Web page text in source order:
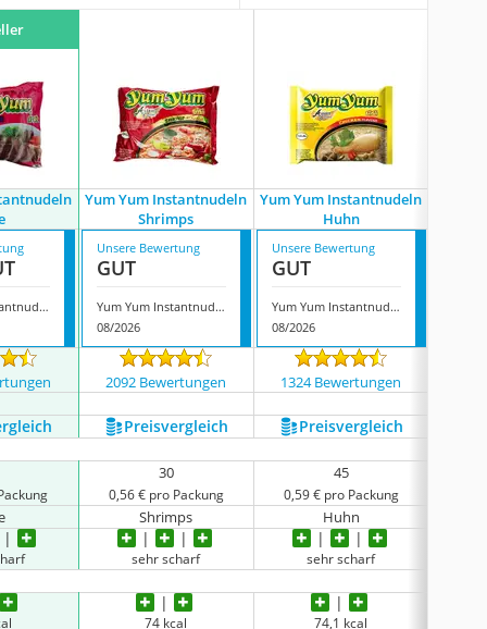
Yum Yum Instantnudeln
Shrimps
Yum Yum Instantnudeln
Huhn
Yum Yum Instantnudeln Ente
Unsere Bewertung
GUT
Yum Yum Instantnudeln Shrimps
08/2026
Unsere Bewertung
GUT
Yum Yum Instantnudeln Huhn
08/2026
2092 Bewertungen 1324 Bewertungen
Preis­vergleich Preis­vergleich
30
0,56 € pro Packung
45
0,59 € pro Packung
Shrimps
Huhn
sehr scharf sehr scharf
74 kcal 74,1 kcal